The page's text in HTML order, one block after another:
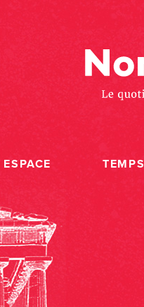
ESPACE TEMPS